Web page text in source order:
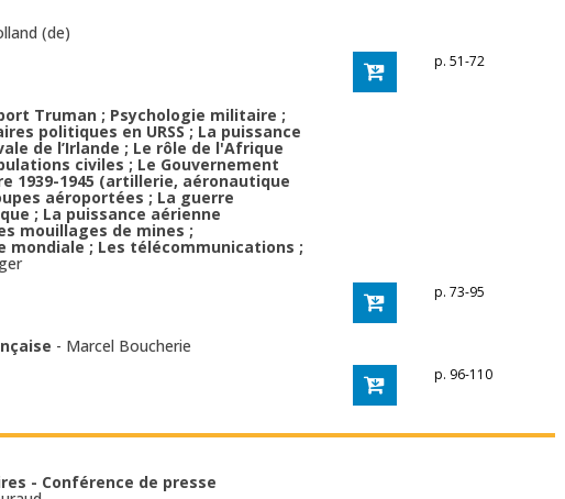
(de)
p. 51-72
Truman ; Psychologie militaire ;
politiques en URSS ; La puissance
de l’Irlande ; Le rôle de l'Afrique
civiles ; Le Gouvernement
1939-1945 (artillerie, aéronautique
aéroportées ; La guerre
; La puissance aérienne
mouillages de mines ;
mondiale ; Les télécommunications ;
p. 73-95
- Marcel Boucherie
p. 96-110
- Conférence de presse